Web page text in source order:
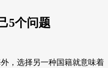
5个问题
，选择另一种国籍就意味着